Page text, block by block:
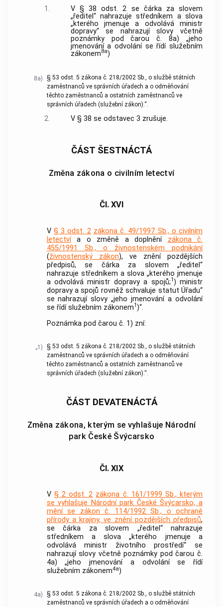
1.
V § 38 odst. 2 se čárka za slovem
„ředitel“ nahrazuje středníkem a slova
„kterého jmenuje a odvolává ministr
dopravy“ se nahrazují slovy včetně
poznámky pod čarou č. 8a) „jeho
jmenování a odvolání se řídí služebním
zákonem8a)
8a)
§ 53 odst. 5 zákona č. 218/2002 Sb., o službě státních
zaměstnanců ve správních úřadech a o odměňování
těchto zaměstnanců a ostatních zaměstnanců ve
správních úřadech (služební zákon).“.
2. V § 38 se odstavec 3 zrušuje.
ČÁST ŠESTNÁCTÁ
Změna zákona o civilním letectví
Čl. XVI
V § 3 odst. 2 zákona č. 49/1997 Sb., o civilním
letectvía o změně a doplnění zákona č.
455/1991 Sb., o živnostenském podnikání
(živnostenský zákon), ve znění pozdějších
předpisů, se čárka za slovem „ředitel“
nahrazuje středníkem a slova „kterého jmenuje
a odvolává ministr dopravy a spojů;1) ministr
dopravy a spojů rovněž schvaluje statut Úřadu“
se nahrazují slovy „jeho jmenování a odvolání
se řídí služebním zákonem1)“.
Poznámka pod čarou č. 1) zní:
„1)
§ 53 odst. 5 zákona č. 218/2002 Sb., o službě státních
zaměstnanců ve správních úřadech a o odměňování
těchto zaměstnanců a ostatních zaměstnanců ve
správních úřadech (služební zákon).“.
ČÁST DEVATENÁCTÁ
Změna zákona, kterým se vyhlašuje Národní
park České Švýcarsko
Čl. XIX
V § 2 odst. 2 zákona č. 161/1999 Sb., kterým
se vyhlašuje Národní park České Švýcarsko, a
mění se zákon č. 114/1992 Sb., o ochraně
přírody a krajiny, ve znění pozdějších předpisů,
se čárka za slovem „ředitel“ nahrazuje
středníkem a slova „kterého jmenuje a
odvolává ministr životního prostředí“ se
nahrazují slovy včetně poznámky pod čarou č.
4a) „jeho jmenování a odvolání se řídí
služebním zákonem4a)
4a)
§ 53 odst. 5 zákona č. 218/2002 Sb., o službě státních
zaměstnanců ve správních úřadech a o odměňování